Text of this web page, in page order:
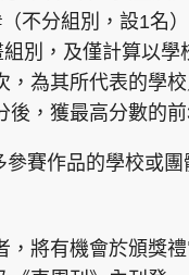
不分組別，設1名
別，及僅計算以
，為其所代表的學
後，獲最高分數的
賽作品的學校或團
，將有機會於頒獎